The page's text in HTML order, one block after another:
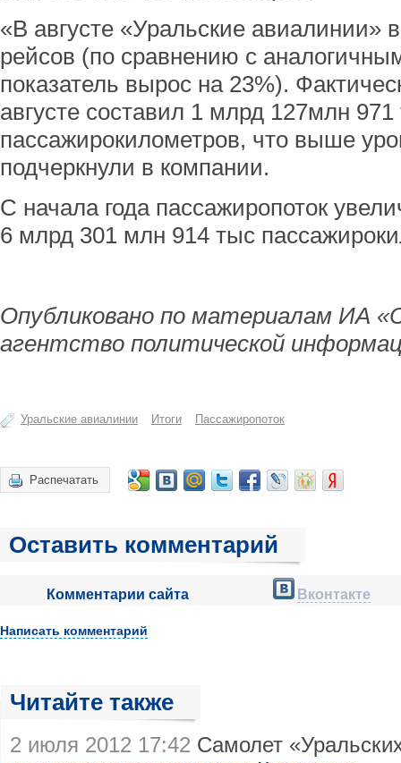
«В августе «Уральские авиалинии»
рейсов (по сравнению с
показатель вырос на 23%).
августе составил 1 млрд 127млн
пассажирокилометров, что выше
подчеркнули в компании.
С начала года пассажиропоток
6 млрд 301 млн 914 тыс
Опубликовано по материалам ИА
агентство политической
Уральские авиалинии Итоги Пассажиропоток
Распечатать
Оставить комментарий
Комментарии сайта Вконтакте
Написать комментарий
Читайте также
2 июля 2012 17:42 Самолет